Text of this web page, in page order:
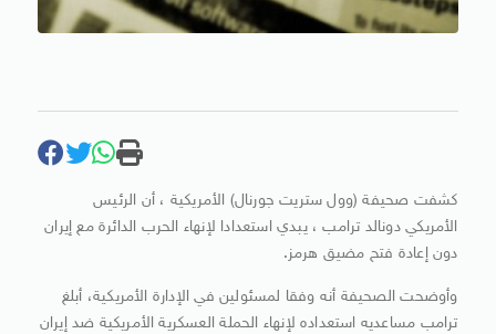
كشفت صحيفة (وول ستريت جورنال) الأمريكية ، أن الرئيس
الأمريكي دونالد ترامب ، يبدي استعدادا لإنهاء الحرب الدائرة مع إيران
دون إعادة فتح مضيق هرمز.
وأوضحت الصحيفة أنه وفقا لمسئولين في الإدارة الأمريكية، أبلغ
ترامب مساعديه استعداده لإنهاء الحملة العسكرية الأمريكية ضد إيران